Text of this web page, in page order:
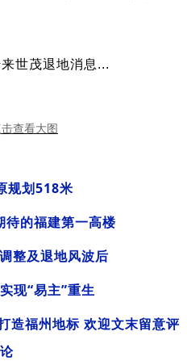
世茂退地消息...
规划518米
待的福建第一高楼
整及退地风波后
现“易主”重生
造福州地标 欢迎文末留意评
论